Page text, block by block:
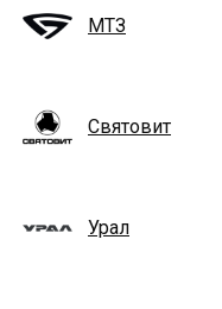
МТЗ
Святовит
Урал